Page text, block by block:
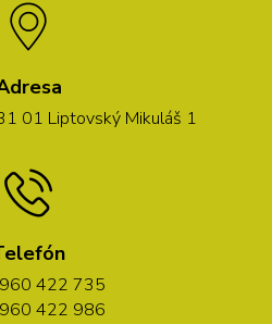
01 Liptovský Mikuláš 1
422 735
422 986